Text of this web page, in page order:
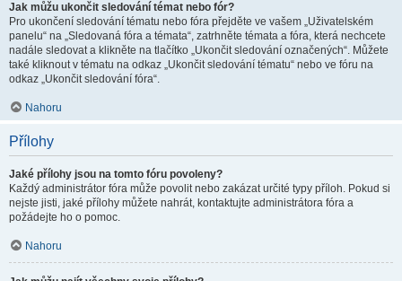
Jak můžu ukončit sledování témat nebo fór?
Pro ukončení sledování tématu nebo fóra přejděte ve vašem „Uživatelském
panelu“ na „Sledovaná fóra a témata“, zatrhněte témata a fóra, která nechcete
nadále sledovat a klikněte na tlačítko „Ukončit sledování označených“. Můžete
také kliknout v tématu na odkaz „Ukončit sledování tématu“ nebo ve fóru na
odkaz „Ukončit sledování fóra“.
Nahoru
Přílohy
Jaké přílohy jsou na tomto fóru povoleny?
Každý administrátor fóra může povolit nebo zakázat určité typy příloh. Pokud si
nejste jisti, jaké přílohy můžete nahrát, kontaktujte administrátora fóra a
požádejte ho o pomoc.
Nahoru